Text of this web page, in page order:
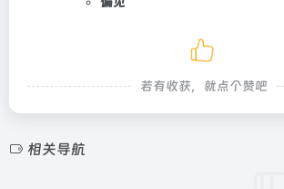
若有收获，就点个赞吧
相关导航